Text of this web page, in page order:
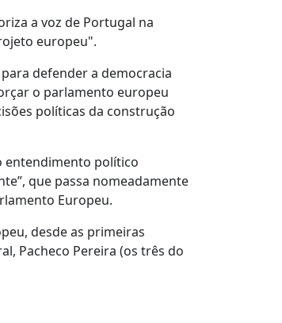
a voz de Portugal na
europeu".
defender a democracia
o parlamento europeu
políticas da construção
entendimento político
que passa nomeadamente
Europeu.
desde as primeiras
Pacheco Pereira (os três do